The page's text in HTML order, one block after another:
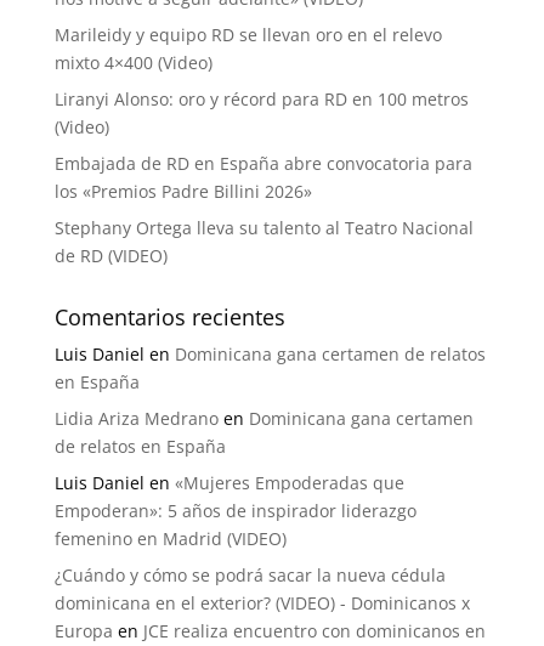
Marileidy y equipo RD se llevan oro en el relevo
mixto 4×400 (Video)
Liranyi Alonso: oro y récord para RD en 100 metros
(Video)
Embajada de RD en España abre convocatoria para
los «Premios Padre Billini 2026»
Stephany Ortega lleva su talento al Teatro Nacional
de RD (VIDEO)
Comentarios recientes
Luis Daniel en Dominicana gana certamen de relatos
en España
Lidia Ariza Medranoen Dominicana gana certamen
de relatos en España
Luis Daniel en «Mujeres Empoderadas que
Empoderan»: 5 años de inspirador liderazgo
femenino en Madrid (VIDEO)
¿Cuándo y cómo se podrá sacar la nueva cédula
dominicana en el exterior? (VIDEO) - Dominicanos x
Europa en JCE realiza encuentro con dominicanos en